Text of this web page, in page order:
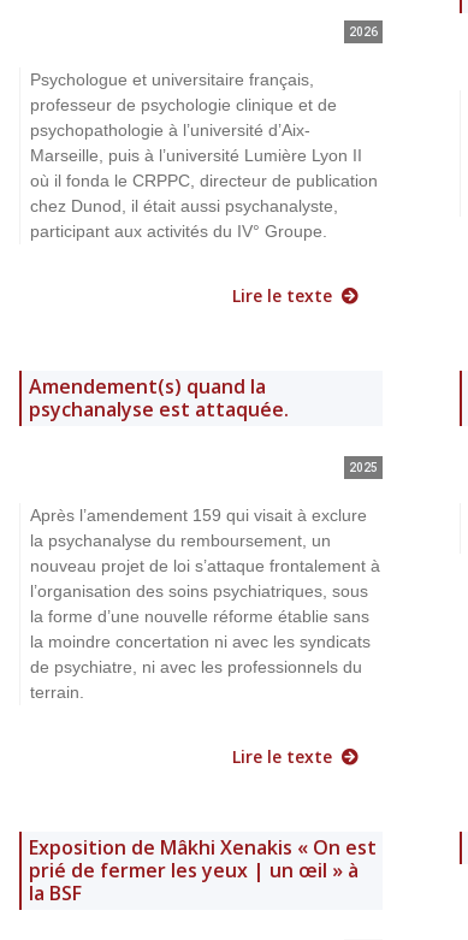
2026
Psychologue et universitaire français,
professeur de psychologie clinique et de
psychopathologie à l’université d’Aix-
Marseille, puis à l’université Lumière Lyon II
où il fonda le CRPPC, directeur de publication
chez Dunod, il était aussi psychanalyste,
participant aux activités du IV° Groupe.
Lire le texte
Amendement(s) quand la
psychanalyse est attaquée.
2025
Après l’amendement 159 qui visait à exclure
la psychanalyse du remboursement, un
nouveau projet de loi s’attaque frontalement à
l’organisation des soins psychiatriques, sous
la forme d’une nouvelle réforme établie sans
la moindre concertation ni avec les syndicats
de psychiatre, ni avec les professionnels du
terrain.
Lire le texte
Exposition de Mâkhi Xenakis « On est
prié de fermer les yeux | un œil » à
la BSF